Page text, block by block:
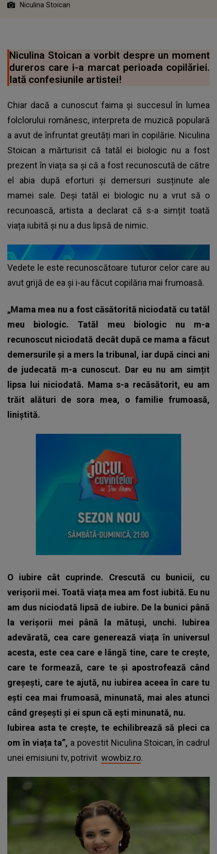
Niculina Stoican
Niculina Stoican a vorbit despre un moment
dureros care i-a marcat perioada copilăriei.
Iată confesiunile artistei!
Chiar dacă a cunoscut faima și succesul în lumea
folclorului românesc, interpreta de muzică populară
a avut de înfruntat greutăți mari în copilărie. Niculina
Stoican a mărturisit că tatăl ei biologic nu a fost
prezent în viața sa și că a fost recunoscută de către
el abia după eforturi și demersuri susținute ale
mamei sale. Deși tatăl ei biologic nu a vrut să o
recunoască, artista a declarat că s-a simțit toată
viața iubită și nu a dus lipsă de nimic.
Vedete le este recunoscătoare tuturor celor care au
avut grijă de ea și i-au făcut copilăria mai frumoasă.
„Mama mea nu a fost căsătorită niciodată cu tatăl
meu biologic. Tatăl meu biologic nu m-a
recunoscut niciodată decât după ce mama a făcut
demersurile și a mers la tribunal, iar după cinci ani
de judecată m-a cunoscut. Dar eu nu am simțit
lipsa lui niciodată. Mama s-a recăsătorit, eu am
trăit alături de sora mea, o familie frumoasă,
liniștită.
O iubire cât cuprinde. Crescută cu bunicii, cu
verișorii mei. Toată viața mea am fost iubită. Eu nu
am dus niciodată lipsă de iubire. De la bunici până
la verișorii mei până la mătuși, unchi. Iubirea
adevărată, cea care generează viața în universul
acesta, este cea care e lângă tine, care te crește,
care te formează, care te și apostrofează când
greșești, care te ajută, nu iubirea aceea în care tu
ești cea mai frumoasă, minunată, mai ales atunci
când greșești și ei spun că ești minunată, nu.
Iubirea asta te crește, te echilibrează să pleci ca
om în viața ta”, a povestit Niculina Stoican, în cadrul
unei emisiuni tv, potrivit wowbiz.ro.